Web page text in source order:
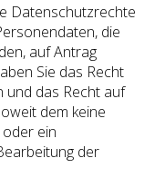
Datenschutzrechte
die
auf Antrag
Sie das Recht
und das Recht auf
dem keine
ein
der